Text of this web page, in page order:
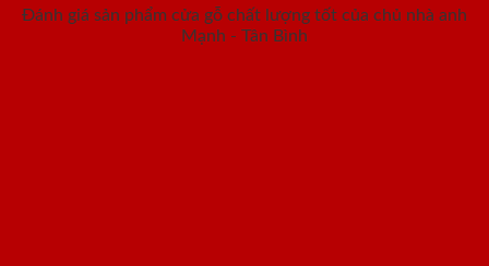
Đánh giá sản phẩm cửa gỗ chất lượng tốt của chủ nhà anh
Mạnh - Tân Bình